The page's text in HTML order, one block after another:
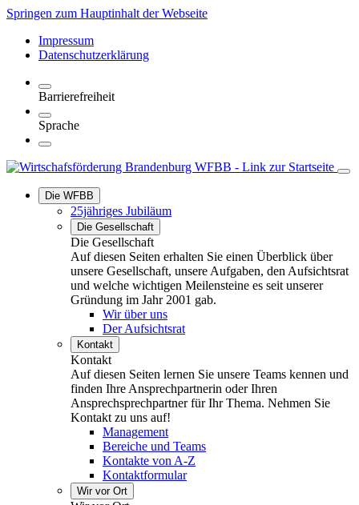
Springen zum Hauptinhalt der Webseite
Impressum
Datenschutzerklärung
Barrierefreiheit
Sprache
Die WFBB
25jähriges Jubiläum
Die Gesellschaft
Die Gesellschaft
Auf diesen Seiten erhalten Sie einen Überblick über
unsere Gesellschaft, unsere Aufgaben, den Aufsichtsrat
und welche wichtigen Meilensteine es seit unserer
Gründung im Jahr 2001 gab.
Wir über uns
Der Aufsichtsrat
Kontakt
Kontakt
Auf diesen Seiten lernen Sie unsere Teams kennen und
finden Ihre Ansprechpartnerin oder Ihren
Ansprechsprechpartner für Ihr Thema. Nehmen Sie
Kontakt zu uns auf!
Management
Bereiche und Teams
Kontakte von A-Z
Kontaktformular
Wir vor Ort